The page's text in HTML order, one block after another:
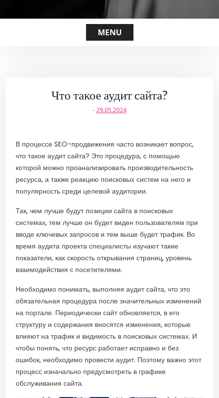
MENU
Что такое аудит сайта?
-29.05.2024
В процессе SEO-продвижения часто возникает вопрос,
что такое аудит сайта? Это процедура, с помощью
которой можно проанализировать производительность
ресурса, а также реакцию поисковых систем на него и
популярность среди целевой аудитории.
Так, чем лучше будут позиции сайта в поисковых
системах, тем лучше он будет виден пользователям при
вводе ключевых запросов и тем выше будет трафик. Во
время аудита проекта специалисты изучают такие
показатели, как скорость открывания страниц, уровень
взаимодействия с посетителями.
Необходимо понимать, выполняя аудит сайта, что это
обязательная процедура после значительных изменений
на портале. Периодически сайт обновляется, в его
структуру и содержания вносятся изменения, которые
влияют на трафик и видимость в поисковых системах. И
чтобы понять, что ресурс работает исправно и без
ошибок, необходимо провести аудит. Поэтому важно этот
процесс изначально предусмотреть в графике
обслуживания сайта.